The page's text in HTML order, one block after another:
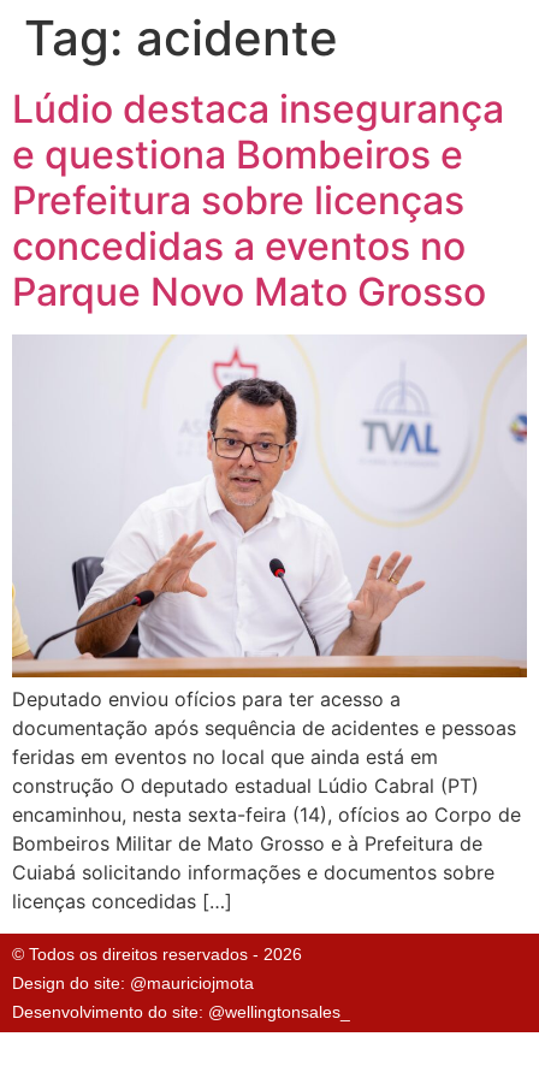
Tag: acidente
Lúdio destaca insegurança
e questiona Bombeiros e
Prefeitura sobre licenças
concedidas a eventos no
Parque Novo Mato Grosso
Deputado enviou ofícios para ter acesso a
documentação após sequência de acidentes e pessoas
feridas em eventos no local que ainda está em
construção O deputado estadual Lúdio Cabral (PT)
encaminhou, nesta sexta-feira (14), ofícios ao Corpo de
Bombeiros Militar de Mato Grosso e à Prefeitura de
Cuiabá solicitando informações e documentos sobre
licenças concedidas […]
© Todos os direitos reservados - 2026
Design do site: @mauriciojmota
Desenvolvimento do site: @wellingtonsales_